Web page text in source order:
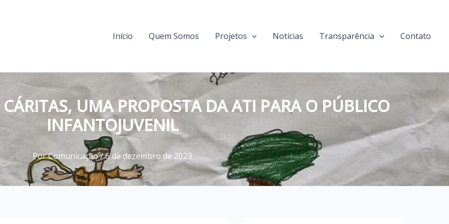
Início Quem Somos Projetos Notícias Transparência Contato
UMA PROPOSTA DA ATI PARA O PÚBLICO
INFANTOJUVENIL
PorComunicação/6 de dezembro de 2023